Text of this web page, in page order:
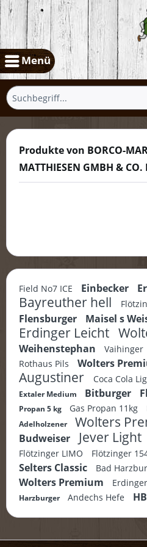
Menü
Produkte von BORCO-
MATTHIESEN GMBH & CO.
Field No7 ICE Einbecker
Bayreuther hell
Flensburger Maisel s
Erdinger Leicht
Weihenstephan Vaihinger
Rothaus Pils Wolters
Augustiner Coca Cola
Extaler Medium Bitburger
Propan 5 kg
Gas Propan 11kg
Adelholzener Wolters
Budweiser Jever Light
Flötzinger LIMO
Flötzinger
Selters Classic Bad
Wolters Premium Erdinger
Harzburger
Andechs Hefe